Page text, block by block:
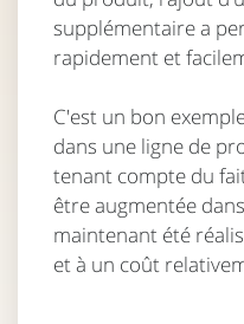
supplémentaire a
rapidement et
C'est un bon
dans une ligne de
tenant compte du
être augmentée
maintenant été
et à un coût